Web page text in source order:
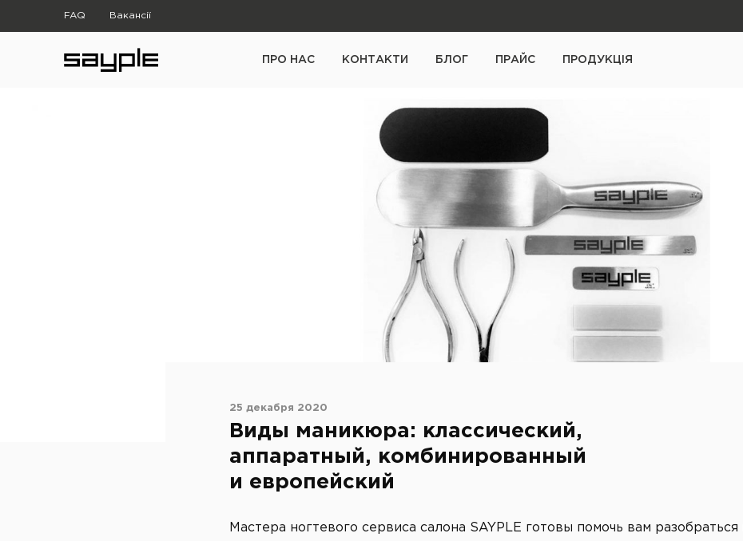
FAQ Вакансії
ПРО НАС КОНТАКТИ БЛОГ ПРАЙС ПРОДУКЦІЯ
25 декабря 2020
Виды маникюра: классический,
аппаратный, комбинированный
и европейский
Мастера ногтевого сервиса салона SAYPLE готовы помочь вам